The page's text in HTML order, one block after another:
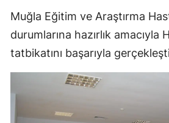
Muğla Eğitim ve Araştırma
durumlarına hazırlık amacıyla
tatbikatını başarıyla